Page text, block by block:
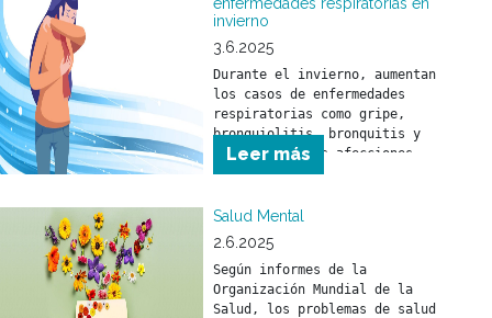
desafíos del día a día.
invierno
3.6.2025
Durante el invierno, aumentan
los casos de enfermedades
respiratorias como gripe,
bronquiolitis, bronquitis y
neumonía. Estas afecciones
pueden afectar a toda la
especialmente peligrosas para
niñas y niños menores de 5
años y para personas mayores
de 65 años.
Leer más
Salud Mental
2.6.2025
Según informes de la
Organización Mundial de la
Salud, los problemas de salud